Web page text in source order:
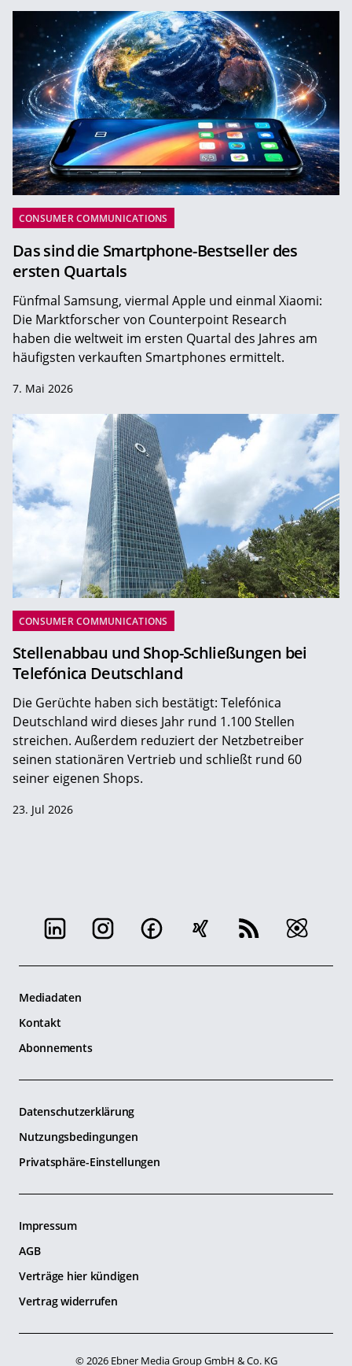
CONSUMER COMMUNICATIONS
Das sind die Smartphone-Bestseller des
ersten Quartals
Fünfmal Samsung, viermal Apple und einmal Xiaomi:
Die Marktforscher von Counterpoint Research
haben die weltweit im ersten Quartal des Jahres am
häufigsten verkauften Smartphones ermittelt.
7. Mai 2026
CONSUMER COMMUNICATIONS
Stellenabbau und Shop-Schließungen bei
Telefónica Deutschland
Die Gerüchte haben sich bestätigt: Telefónica
Deutschland wird dieses Jahr rund 1.100 Stellen
streichen. Außerdem reduziert der Netzbetreiber
seinen stationären Vertrieb und schließt rund 60
seiner eigenen Shops.
23. Jul 2026
Mediadaten
Kontakt
Abonnements
Datenschutzerklärung
Nutzungsbedingungen
Privatsphäre-Einstellungen
Impressum
AGB
Verträge hier kündigen
Vertrag widerrufen
© 2026 Ebner Media Group GmbH & Co. KG